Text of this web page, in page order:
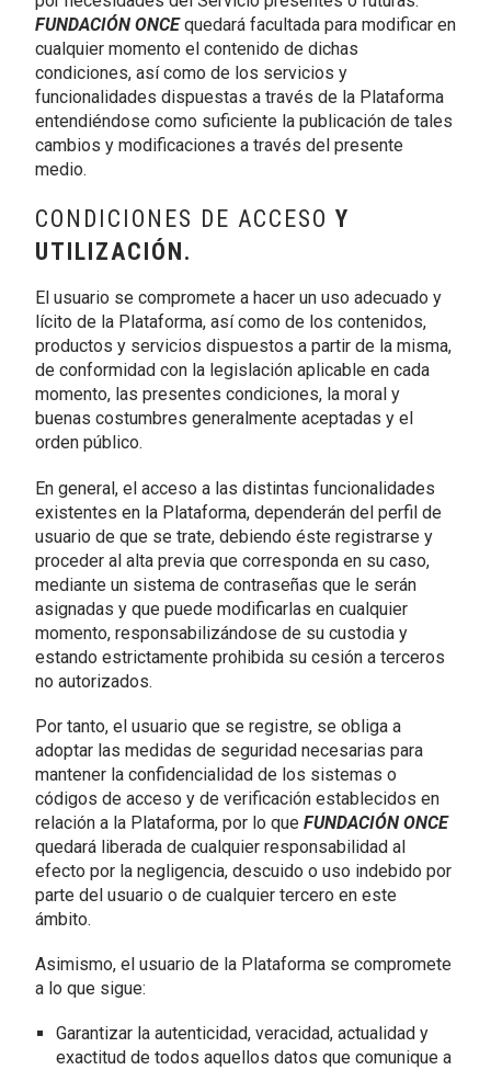
FUNDACIÓN ONCEquedará facultada para modificar en
cualquier momento el contenido de dichas
condiciones, así como de los servicios y
funcionalidades dispuestas a través de la Plataforma
entendiéndose como suficiente la publicación de tales
cambios y modificaciones a través del presente
medio.
CONDICIONES DE ACCESO Y
UTILIZACIÓN.
El usuario se compromete a hacer un uso adecuado y
lícito de la Plataforma, así como de los contenidos,
productos y servicios dispuestos a partir de la misma,
de conformidad con la legislación aplicable en cada
momento, las presentes condiciones, la moral y
buenas costumbres generalmente aceptadas y el
orden público.
En general, el acceso a las distintas funcionalidades
existentes en la Plataforma, dependerán del perfil de
usuario de que se trate, debiendo éste registrarse y
proceder al alta previa que corresponda en su caso,
mediante un sistema de contraseñas que le serán
asignadas y que puede modificarlas en cualquier
momento, responsabilizándose de su custodia y
estando estrictamente prohibida su cesión a terceros
no autorizados.
Por tanto, el usuario que se registre, se obliga a
adoptar las medidas de seguridad necesarias para
mantener la confidencialidad de los sistemas o
códigos de acceso y de verificación establecidos en
relación a la Plataforma, por lo que FUNDACIÓN ONCE
quedará liberada de cualquier responsabilidad al
efecto por la negligencia, descuido o uso indebido por
parte del usuario o de cualquier tercero en este
ámbito.
Asimismo, el usuario de la Plataforma se compromete
a lo que sigue:
Garantizar la autenticidad, veracidad, actualidad y
exactitud de todos aquellos datos que comunique a